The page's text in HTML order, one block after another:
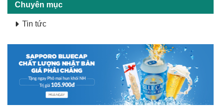
Chuyên mục
Tin tức